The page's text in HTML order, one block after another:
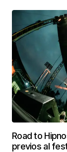
Road to
previos al